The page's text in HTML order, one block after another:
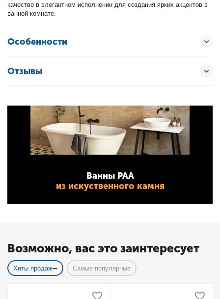
качество в элегантном исполнении для создания ярких акцентов в
ванной комнате.
Особенности
Отзывы
Ванны PAA
из искуственного камня
Возможно, вас это заинтересует
Хиты продаж Самые популярные